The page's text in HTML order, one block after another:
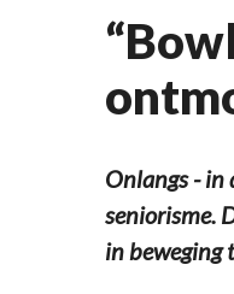
Onlangs - in
seniorisme.
in beweging